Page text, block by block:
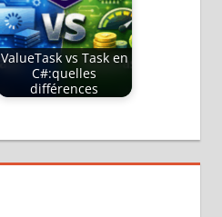
ValueTask vs Task en
C#:quelles
différences